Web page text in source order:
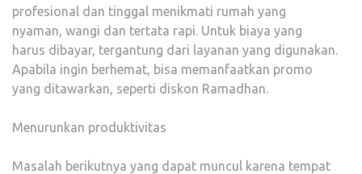
profesional dan tinggal menikmati rumah yang
nyaman, wangi dan tertata rapi. Untuk biaya yang
harus dibayar, tergantung dari layanan yang digunakan.
Apabila ingin berhemat, bisa memanfaatkan promo
yang ditawarkan, seperti diskon Ramadhan.
Menurunkan produktivitas
Masalah berikutnya yang dapat muncul karena tempat